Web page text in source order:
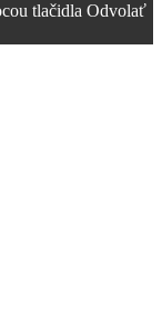
tlačidla Odvolať